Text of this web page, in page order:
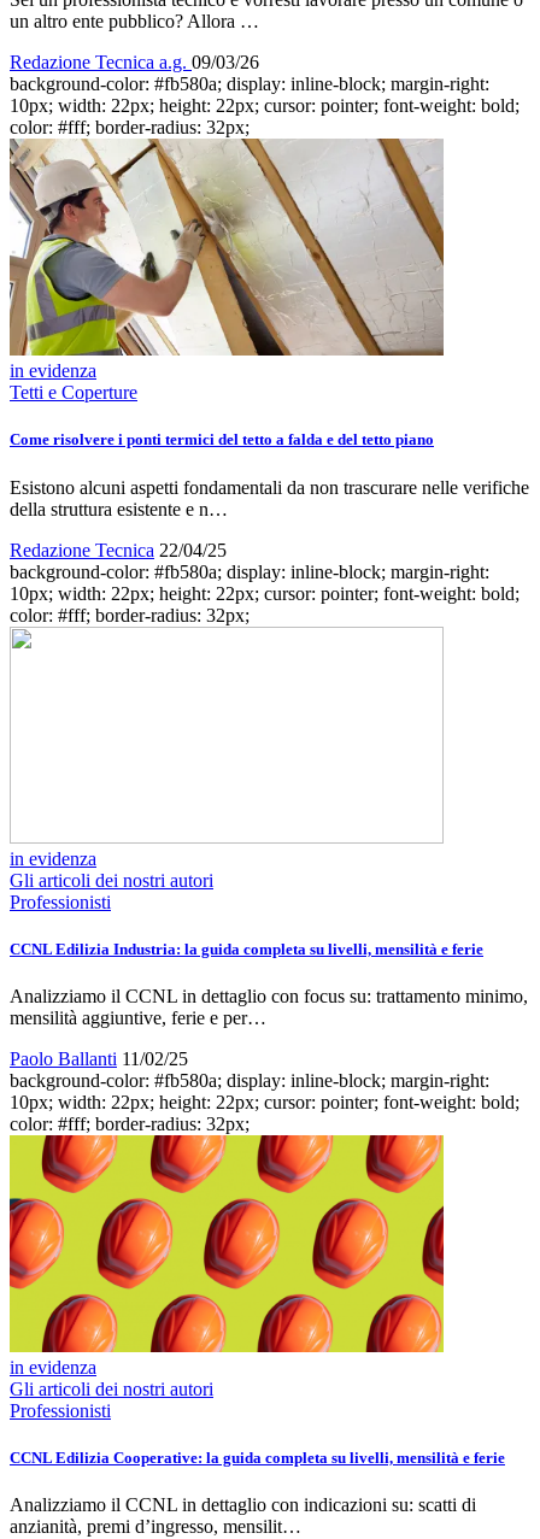
un altro ente pubblico? Allora …
Redazione Tecnica a.g. 09/03/26
background-color: #fb580a; display: inline-block; margin-right:
10px; width: 22px; height: 22px; cursor: pointer; font-weight: bold;
color: #fff; border-radius: 32px;
in evidenza
Tetti e Coperture
Come risolvere i ponti termici del tetto a falda e del tetto piano
Esistono alcuni aspetti fondamentali da non trascurare nelle verifiche
della struttura esistente e n…
Redazione Tecnica 22/04/25
background-color: #fb580a; display: inline-block; margin-right:
10px; width: 22px; height: 22px; cursor: pointer; font-weight: bold;
color: #fff; border-radius: 32px;
in evidenza
Gli articoli dei nostri autori
Professionisti
CCNL Edilizia Industria: la guida completa su livelli, mensilità e ferie
Analizziamo il CCNL in dettaglio con focus su: trattamento minimo,
mensilità aggiuntive, ferie e per…
Paolo Ballanti 11/02/25
background-color: #fb580a; display: inline-block; margin-right:
10px; width: 22px; height: 22px; cursor: pointer; font-weight: bold;
color: #fff; border-radius: 32px;
in evidenza
Gli articoli dei nostri autori
Professionisti
CCNL Edilizia Cooperative: la guida completa su livelli, mensilità e ferie
Analizziamo il CCNL in dettaglio con indicazioni su: scatti di
anzianità, premi d’ingresso, mensilit…